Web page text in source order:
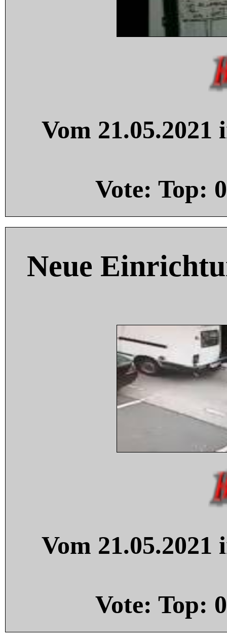
Vom
Vote: Top: 0
Neue
Vom
Vote: Top: 0